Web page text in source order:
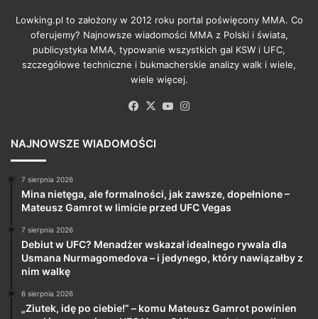
Lowking.pl to założony w 2012 roku portal poświęcony MMA. Co
oferujemy? Najnowsze wiadomości MMA z Polski i świata,
publicystyka MMA, typowanie wszystkich gal KSW i UFC,
szczegółowe techniczne i bukmacherskie analizy walk i wiele,
wiele więcej.
Facebook
X YouTube
NAJNOWSZE WIADOMOŚCI
7 sierpnia 2026
Mina nietęga, ale formalności, jak zawsze, dopełnione –
Mateusz Gamrot w limicie przed UFC Vegas
7 sierpnia 2026
Debiut w UFC? Menadżer wskazał idealnego rywala dla
Usmana Nurmagomedova – i jedynego, który nawiązałby z
nim walkę
6 sierpnia 2026
„Ziutek, idę po ciebie!” – komu Mateusz Gamrot powinien